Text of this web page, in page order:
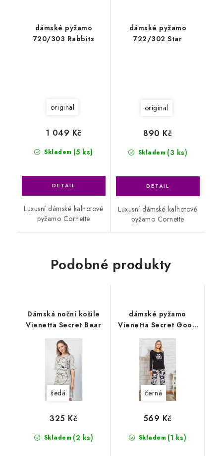
dámské pyžamo
720/303 Rabbits
original
Skladem (5 ks)
1 049 Kč
Luxusní dámské kalhotové
pyžamo Cornette
dámské pyžamo
722/302 Star
original
Skladem (3 ks)
890 Kč
Luxusní dámské kalhotové
pyžamo Cornette
Podobné produkty
Dámská noční košile
Vienetta Secret Bear
šedá
Skladem (2 ks)
325 Kč
dámské pyžamo
Vienetta Secret Good
černá
Skladem (1 ks)
569 Kč